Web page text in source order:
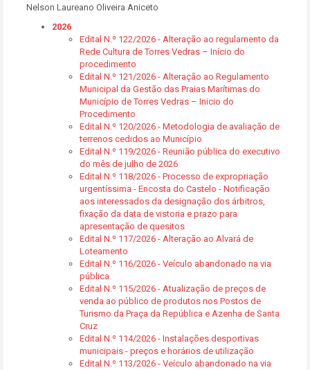
Nelson Laureano Oliveira Aniceto
2026
Edital N.º 122/2026 - Alteração ao regulamento da
Rede Cultura de Torres Vedras – Início do
procedimento
Edital N.º 121/2026 - Alteração ao Regulamento
Municipal da Gestão das Praias Marítimas do
Município de Torres Vedras – Inicio do
Procedimento
Edital N.º 120/2026 - Metodologia de avaliação de
terrenos cedidos ao Município
Edital N.º 119/2026 - Reunião pública do executivo
do mês de julho de 2026
Edital N.º 118/2026 - Processo de expropriação
urgentíssima - Encosta do Castelo - Notificação
aos interessados da designação dos árbitros,
fixação da data de vistoria e prazo para
apresentação de quesitos
Edital N.º 117/2026 - Alteração ao Alvará de
Loteamento
Edital N.º 116/2026 - Veículo abandonado na via
pública
Edital N.º 115/2026 - Atualização de preços de
venda ao público de produtos nos Postos de
Turismo da Praça da República e Azenha de Santa
Cruz
Edital N.º 114/2026 - Instalações desportivas
municipais - preços e horários de utilização
Edital N.º 113/2026 - Veículo abandonado na via